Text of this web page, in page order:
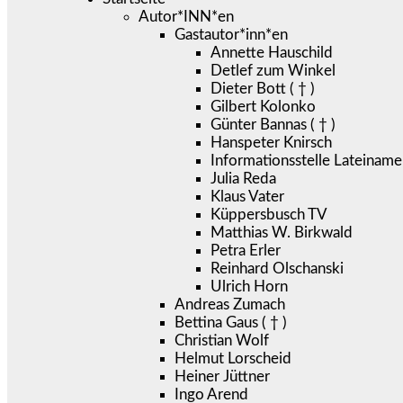
Autor*INN*en
Gastautor*inn*en
Annette Hauschild
Detlef zum Winkel
Dieter Bott ( † )
Gilbert Kolonko
Günter Bannas ( † )
Hanspeter Knirsch
Informationsstelle
Julia Reda
Klaus Vater
Küppersbusch TV
Matthias W. Birkwald
Petra Erler
Reinhard Olschanski
Ulrich Horn
Andreas Zumach
Bettina Gaus ( † )
Christian Wolf
Helmut Lorscheid
Heiner Jüttner
Ingo Arend